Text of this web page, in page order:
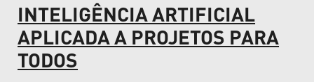
navegação
INTELIGÊNCIA ARTIFICIAL
APLICADA A PROJETOS PARA
TODOS